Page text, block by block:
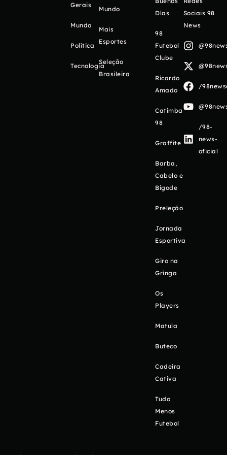
Gerais
Mundo
Política
Tecnologia
Mundo
Mais
Esportes
Seleção
Brasileira
Días
98
Futebol
Clube
Ricardo
Amado
Catimba
98
Graffite
Barba,
Cabelo e
Bigode
Preleção
Jornada
Esportiva
Giro na
Gringa
Os
Players
Matula
Buteco
Cadeira
Cativa
Tudo
Menos
Futebol
Sociais 98
News
/
/98-
news-
oficial